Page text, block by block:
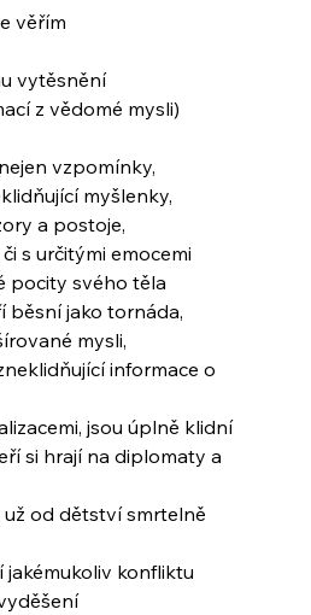
věřím
vytěsnění
z vědomé mysli)
vzpomínky,
myšlenky,
a postoje,
s určitými emocemi
pocity svého těla
běsní jako tornáda,
mysli,
informace o
jsou úplně klidní
si hrají na diplomaty a
od dětství smrtelně
konfliktu